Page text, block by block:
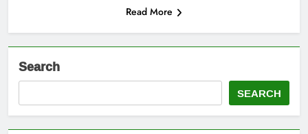
Read More
Search
SEARCH